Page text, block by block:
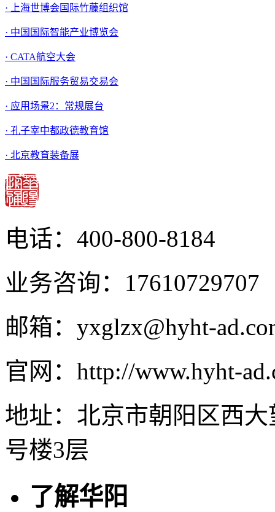
· 上海世博会国际竹藤组织馆
· 中国国际智能产业博览会
· CATA航空大会
· 中国国际服务贸易交易会
· 应用场景2：常规展台
· 孔子宰中都政德教育馆
· 北京教育装备展
电话：400-800-8184
业务咨询：17610729707
邮箱：yxglzx@hyht-
官网：http://www.hyht-
地址：北京市朝阳区西
号楼3层
了解华阳